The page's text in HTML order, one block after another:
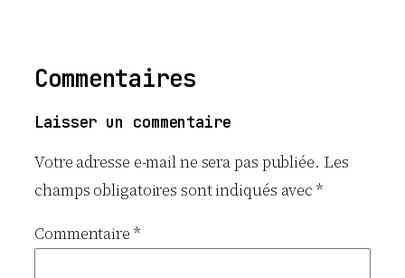
Commentaires
Laisser un commentaire
Votre adresse e-mail ne sera pas publiée. Les
champs obligatoires sont indiqués avec*
Commentaire *